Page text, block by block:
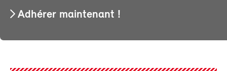
Adhérer maintenant !